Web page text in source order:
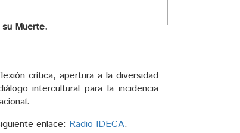
Muerte.
crítica, apertura a la diversidad
intercultural para la incidencia
enlace: Radio IDECA.